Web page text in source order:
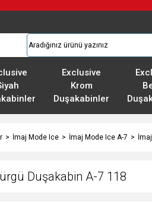
Exclusive
Krom
Duşakabinler
İmaj Mode Ice İmaj Mode Ice A-7
Duşakabin A-7 118